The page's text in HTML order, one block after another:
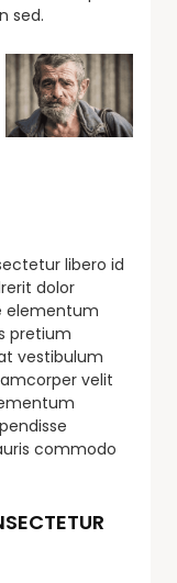
sed.
libero id
dolor
elementum
pretium
vestibulum
velit
commodo